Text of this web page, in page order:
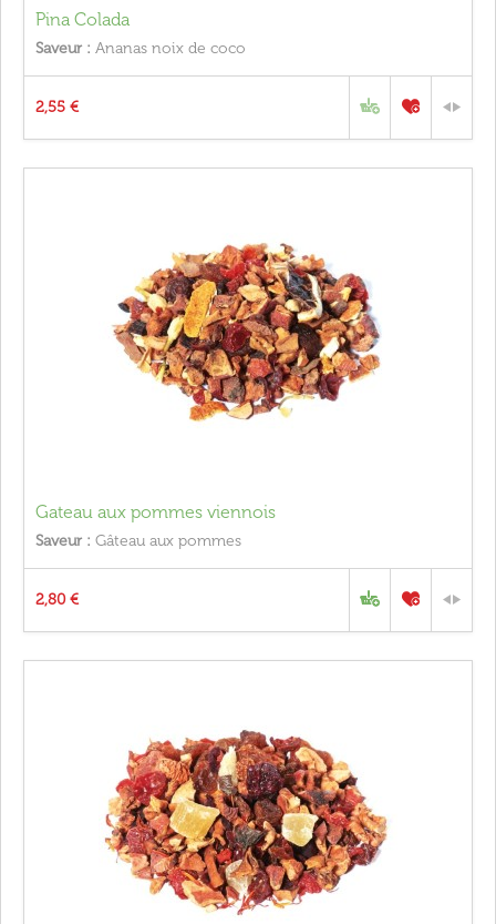
Pina Colada
Saveur : Ananas noix de coco
2,55 €
Gateau aux pommes viennois
Saveur : Gâteau aux pommes
2,80 €